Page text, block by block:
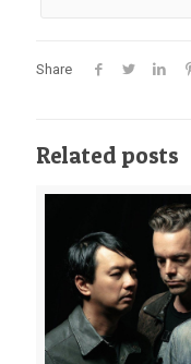
Share
Related posts